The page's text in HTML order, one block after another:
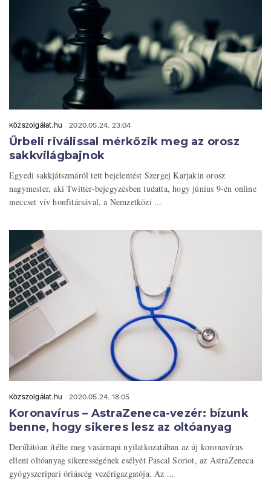
Közszolgálat.hu 2020.05.24. 23:04
Űrbeli riválissal mérkőzik meg az orosz
sakkvilágbajnok
Egyedi sakkjátszmáról tett bejelentést Szergej Karjakin orosz
nagymester, aki Twitter-bejegyzésben tudatta, hogy június 9-én online
meccset vív honfitársával, a Nemzetközi ...
Közszolgálat.hu 2020.05.24. 18:05
Koronavírus – AstraZeneca-vezér: bízunk
benne, hogy sikeres lesz az oltóanyag
Derűlátóan ítélte meg vasárnapi nyilatkozatában az új koronavírus
elleni oltóanyag sikerességének esélyét Pascal Soriot, az AstraZeneca
gyógyszeripari óriáscég vezérigazgatója. Az ...